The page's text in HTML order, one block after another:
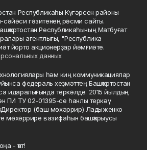
Республикаһы Күгәрсен районы
гәзитенең рәсми сайты.
Республикаһының Матбуғат
агентлығы, "Республика
йорто акционерҙар йәмғиәте.
данных
һәм киң коммуникациялар
федераль хеҙмәттең Башҡортостан
идаралығында теркәлде. 2015 йылдың
ПИ ТУ 02-01395-се һанлы теркәү
Директор (баш мөхәррир) Ладыженко
мөхәррире вазифаһын башҡарыусы
- ҡот!